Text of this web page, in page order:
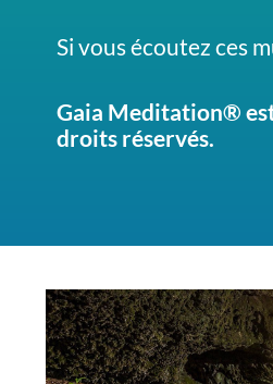
Si vous écoutez ces
Gaia Meditation®
droits réservés.